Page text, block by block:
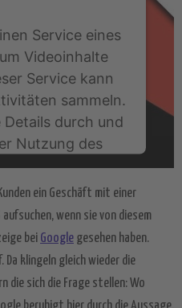
Service eines
Videoinhalte
Service kann
sammeln.
Details durch und
Nutzung des
dieses Video
Consent
ein Geschäft mit einer
wenn sie von diesem
bei Google gesehen haben.
Da klingeln gleich wieder die
die sich die Frage stellen: Wo